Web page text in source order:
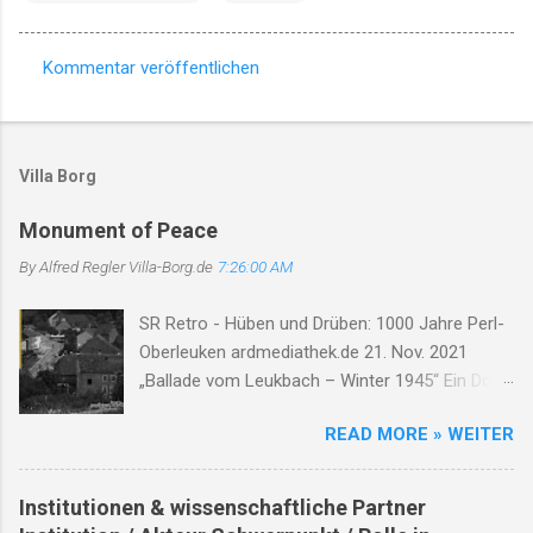
o
e
n
a
r
e
Kommentar veröffentlichen
Villa Borg
Monument of Peace
By Alfred ReglerVilla-Borg.de 7:26:00 AM
SR Retro - Hüben und Drüben: 1000 Jahre Perl-
Oberleuken ardmediathek.de 21. Nov. 2021
„Ballade vom Leukbach – Winter 1945“ Ein Dorf,
Luft so rau. Der Leukbach fließt, doch trägt nun
Leid, durch Trümmer, Tod und Einsamkeit. Im
Schatten des Orscholzriegels' Macht, hat Krieg
das Dorf zur Ruh gebracht. Oberleuken, einst so
READ MORE » WEITER
Institutionen & wissenschaftliche Partner